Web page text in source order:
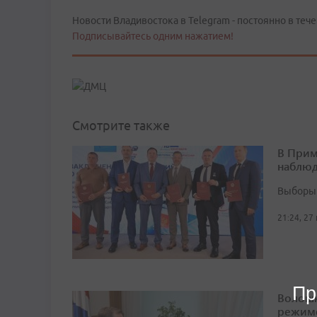
Новости Владивостока в Telegram - постоянно в
Подписывайтесь одним нажатием!
Смотрите также
В
Выборы
21:24, 27